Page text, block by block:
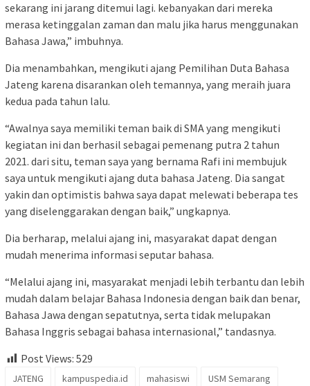
sekarang ini jarang ditemui lagi. kebanyakan dari mereka
merasa ketinggalan zaman dan malu jika harus menggunakan
Bahasa Jawa,” imbuhnya.
Dia menambahkan, mengikuti ajang Pemilihan Duta Bahasa
Jateng karena disarankan oleh temannya, yang meraih juara
kedua pada tahun lalu.
“Awalnya saya memiliki teman baik di SMA yang mengikuti
kegiatan ini dan berhasil sebagai pemenang putra 2 tahun
2021. dari situ, teman saya yang bernama Rafi ini membujuk
saya untuk mengikuti ajang duta bahasa Jateng. Dia sangat
yakin dan optimistis bahwa saya dapat melewati beberapa tes
yang diselenggarakan dengan baik,” ungkapnya.
Dia berharap, melalui ajang ini, masyarakat dapat dengan
mudah menerima informasi seputar bahasa.
“Melalui ajang ini, masyarakat menjadi lebih terbantu dan lebih
mudah dalam belajar Bahasa Indonesia dengan baik dan benar,
Bahasa Jawa dengan sepatutnya, serta tidak melupakan
Bahasa Inggris sebagai bahasa internasional,” tandasnya.
Post Views: 529
JATENG kampuspedia.id mahasiswi USM Semarang